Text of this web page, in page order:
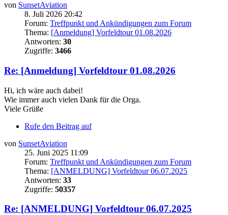
von SunsetAviation
8. Juli 2026 20:42
Forum: Treffpunkt und Ankündigungen zum Forum
Thema: [Anmeldung] Vorfeldtour 01.08.2026
Antworten: 30
Zugriffe: 3466
Re: [Anmeldung] Vorfeldtour 01.08.2026
Hi, ich wäre auch dabei!
Wie immer auch vielen Dank für die Orga.
Viele Grüße
Rufe den Beitrag auf
von SunsetAviation
25. Juni 2025 11:09
Forum: Treffpunkt und Ankündigungen zum Forum
Thema: [ANMELDUNG] Vorfeldtour 06.07.2025
Antworten: 33
Zugriffe: 50357
Re: [ANMELDUNG] Vorfeldtour 06.07.2025